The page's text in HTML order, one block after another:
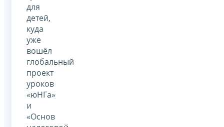
для
детей,
куда
уже
вошёл
глобальный
проект
уроков
«юНГа»
и
«Основ